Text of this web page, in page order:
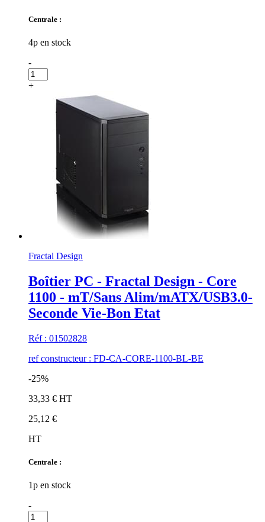
Centrale :
4p en stock
-
+
Fractal Design
Boîtier PC - Fractal Design - Core
1100 - mT/Sans Alim/mATX/USB3.0-
Seconde Vie-Bon Etat
Réf : 01502828
ref constructeur : FD-CA-CORE-1100-BL-BE
-25%
33,33 € HT
25,12 €
HT
Centrale :
1p en stock
-